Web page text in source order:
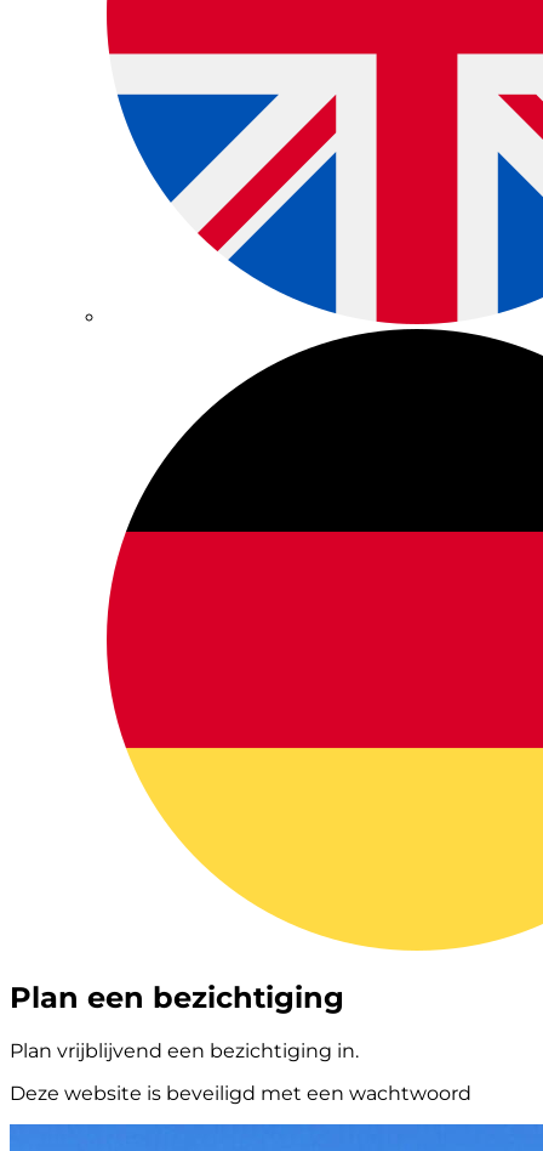
Plan een bezichtiging
Plan vrijblijvend een bezichtiging in.
Deze website is beveiligd met een wachtwoord